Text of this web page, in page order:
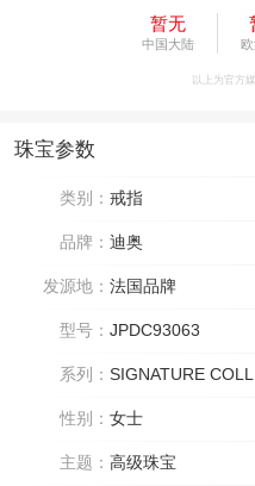
暂无
中国大陆
以上为官方
珠宝参数
类别： 戒指
品牌： 迪奥
发源地： 法国品牌
型号： JPDC93063
系列： SIGNATURE
性别： 女士
主题： 高级珠宝